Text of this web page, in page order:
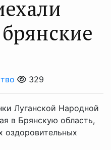
329
Луганской Народной
в Брянскую область,
оздоровительных